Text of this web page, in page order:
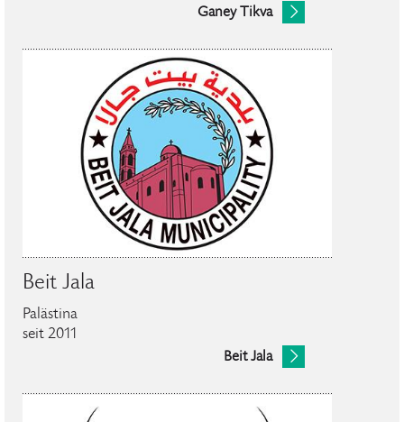
Ganey Tikva
Beit Jala
Palästina
seit 2011
Beit Jala